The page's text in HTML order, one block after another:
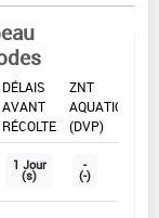
DÉLAIS
AVANT
RÉCOLTE
ZNT
AQUATIQUE
(DVP)
1 Jour
(s)
-
(-)